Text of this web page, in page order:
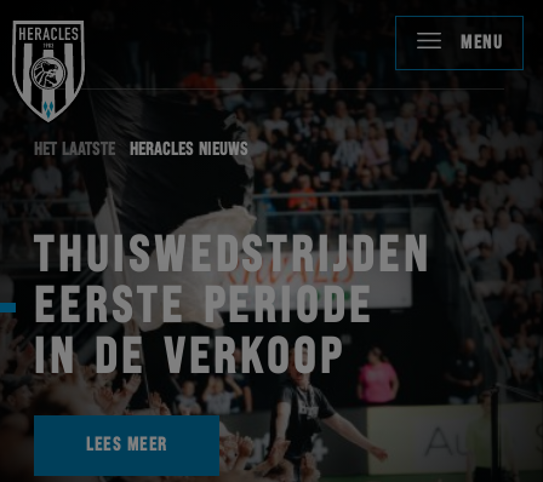
MENU
HET LAATSTE HERACLES NIEUWS
THUISWEDSTRIJDEN
EERSTE PERIODE
IN DE VERKOOP
LEES MEER